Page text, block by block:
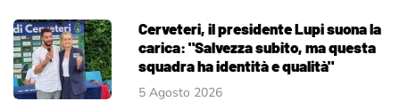
Cerveteri, il presidente Lupi suona la
carica: "Salvezza subito, ma questa
squadra ha identità e qualità"
5 Agosto 2026